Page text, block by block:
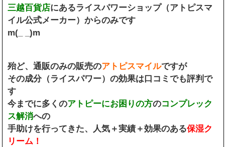
三越百貨店にあるライスパワーショップ（アトピスマ
イル公式メーカー）からのみです
m(_ _)m
殆ど、通販のみの販売のアトピスマイルですが
その成分（ライスパワー）の効果は口コミでも評判で
す
今までに多くのアトピーにお困りの方のコンプレック
ス解消への
手助けを行ってきた、人気＋実績＋効果のある保湿ク
リーム！